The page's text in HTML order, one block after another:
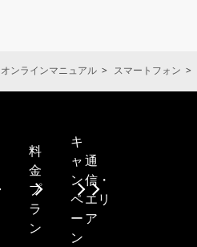
オンラインマニュアル スマートフォン
料
金
プ
ラ
ン
キ
ャ
ン
ペ
ー
ン
通
信・
エリ
ア